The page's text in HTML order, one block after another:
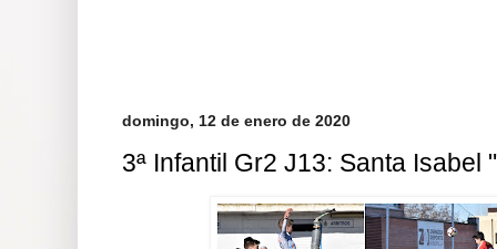
domingo, 12 de enero de 2020
3ª Infantil Gr2 J13: Santa Isabel